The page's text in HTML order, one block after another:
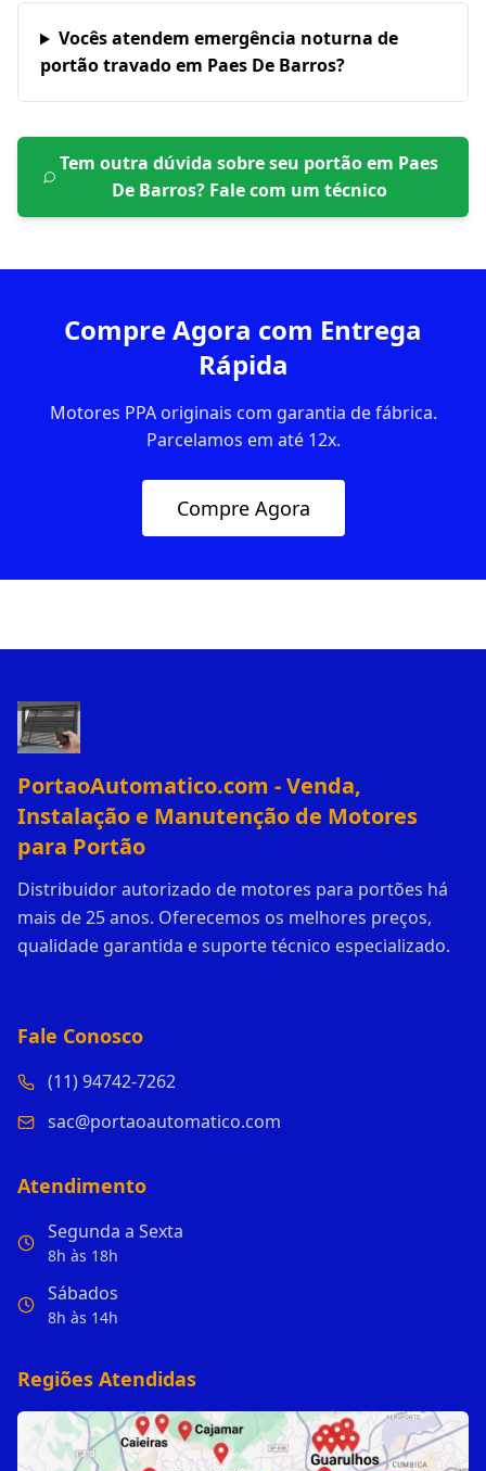
Vocês atendem emergência noturna de
portão travado em Paes De Barros?
Tem outra dúvida sobre seu portão em Paes
De Barros? Fale com um técnico
Compre Agora com Entrega
Rápida
Motores PPA originais com garantia de fábrica.
Parcelamos em até 12x.
Compre Agora
PortaoAutomatico.com - Venda,
Instalação e Manutenção de Motores
para Portão
Distribuidor autorizado de motores para portões há
mais de 25 anos. Oferecemos os melhores preços,
qualidade garantida e suporte técnico especializado.
Fale Conosco
(11) 94742-7262
sac@portaoautomatico.com
Atendimento
Segunda a Sexta
8h às 18h
Sábados
8h às 14h
Regiões Atendidas